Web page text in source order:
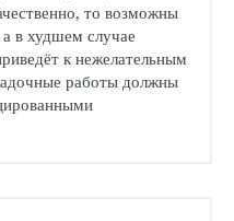
то возможны
в худшем случае
к нежелательным
работы должны